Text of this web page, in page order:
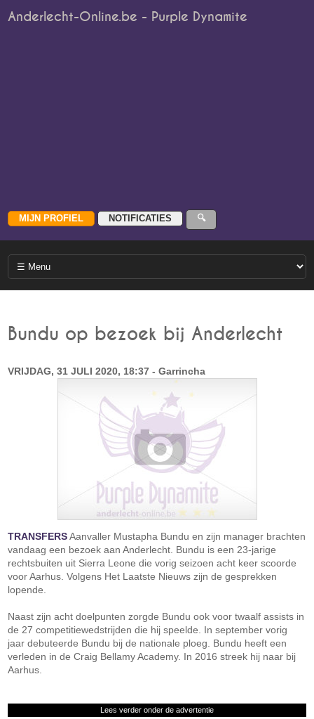
Anderlecht-Online.be - Purple Dynamite
Bundu op bezoek bij Anderlecht
VRIJDAG, 31 JULI 2020, 18:37 - Garrincha
TRANSFERSAanvaller Mustapha Bundu en zijn manager brachten
vandaag een bezoek aan Anderlecht. Bundu is een 23-jarige
rechtsbuiten uit Sierra Leone die vorig seizoen acht keer scoorde
voor Aarhus. Volgens Het Laatste Nieuws zijn de gesprekken
lopende.
Naast zijn acht doelpunten zorgde Bundu ook voor twaalf assists in
de 27 competitiewedstrijden die hij speelde. In september vorig
jaar debuteerde Bundu bij de nationale ploeg. Bundu heeft een
verleden in de Craig Bellamy Academy. In 2016 streek hij naar bij
Aarhus.
Lees verder onder de advertentie